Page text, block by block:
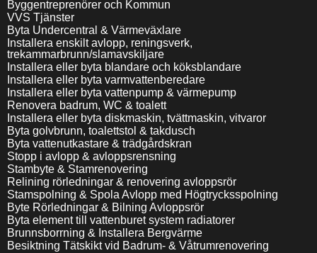
Byggentreprenörer och Kommun
VVS Tjänster
Byta Undercentral & Värmeväxlare
Installera enskilt avlopp, reningsverk,
trekammarbrunn/slamavskiljare
Installera eller byta blandare och köksblandare
Installera eller byta varmvattenberedare
Installera eller byta vattenpump & värmepump
Renovera badrum, WC & toalett
Installera eller byta diskmaskin, tvättmaskin, vitvaror
Byta golvbrunn, toalettstol & takdusch
Byta vattenutkastare & trädgårdskran
Stopp i avlopp & avloppsrensning
Stambyte & Stamrenovering
Relining rörledningar & renovering avloppsrör
Stamspolning & Spola Avlopp med Högtrycksspolning
Byte Rörledningar & Bilning Avloppsrör
Byta element till vattenburet system radiatorer
Brunnsborrning & Installera Bergvärme
Besiktning Tätskikt vid Badrum- & Våtrumrenovering